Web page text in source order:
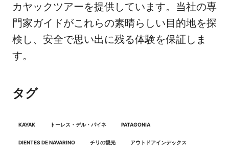
カヤックツアーを提供しています。当社の専
門家ガイドがこれらの素晴らしい目的地を探
検し、安全で思い出に残る体験を保証しま
す。
タグ
KAYAK トーレス・デル・パイネ PATAGONIA
DIENTES DE NAVARINO チリの観光 アウトドアインデックス